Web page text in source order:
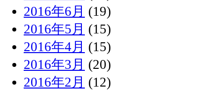
2016年6月 (19)
2016年5月 (15)
2016年4月 (15)
2016年3月 (20)
2016年2月 (12)